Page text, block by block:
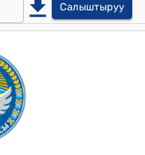
Салыштыруу